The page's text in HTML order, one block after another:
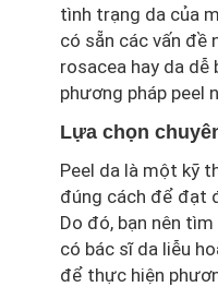
tình trạng da của
có sẵn các vấn đề
rosacea hay da dễ
phương pháp peel
Lựa chọn
Peel da là một kỹ
đúng cách để đạt
Do đó, bạn nên
có bác sĩ da liễu
để thực hiện